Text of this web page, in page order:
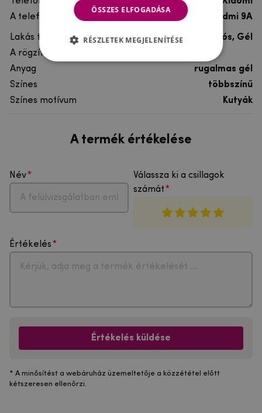
A telefonmodellhez
Xiaomi Redmi 9A
Lakás típusa
Ultra tartós, Gél
A rögzítés típusa
Anyag
rugalmas gél
Színes
többszínű
Színes motívum
Kutyák
A termék értékelése
Név
Válassza ki a csillagok
számát
Értékelés
Értékelés küldése
* A minősítést a webáruház üzemeltetője a közzététel előtt
kétszeresen ellenőrzi.
ÖSSZES ELFOGADÁSA
RÉSZLETEK MEGJELENÍTÉSE